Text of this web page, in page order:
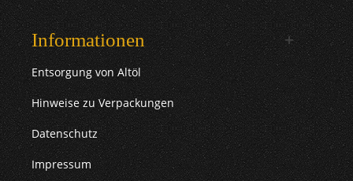
Informationen
Entsorgung von Altöl
Hinweise zu Verpackungen
Datenschutz
Impressum